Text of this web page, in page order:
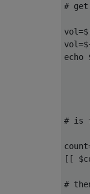
# get
echo
# is
[[
#